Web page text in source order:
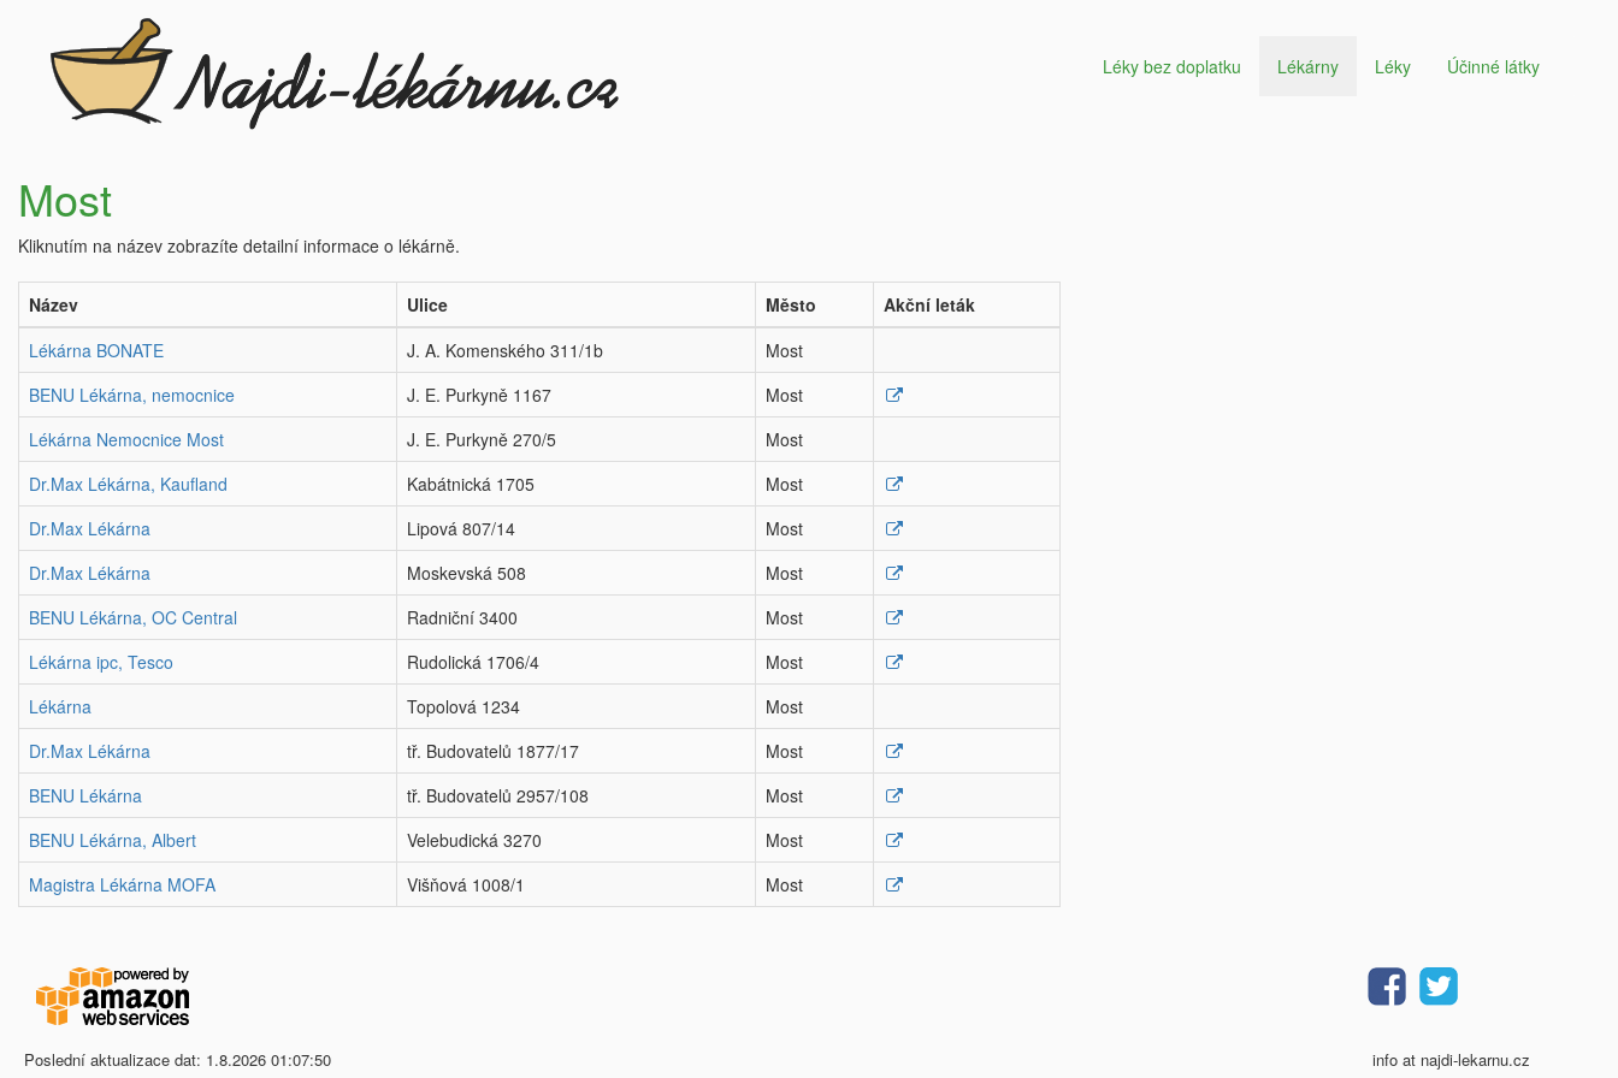
Léky bez doplatku Lékárny Léky Účinné látky
Most
Kliknutím na název zobrazíte detailní informace o lékárně.
Název Ulice Město
Akční leták
Lékárna BONATE
J. A. Komenského 311/1b
Most
BENU Lékárna, nemocnice
J. E. Purkyně 1167
Most
Lékárna Nemocnice Most
J. E. Purkyně 270/5
Most
Dr.Max Lékárna, Kaufland
Kabátnická 1705
Most
Dr.Max Lékárna
Lipová 807/14
Most
Dr.Max Lékárna
Moskevská 508
Most
BENU Lékárna, OC Central
Radniční 3400
Most
Lékárna ipc, Tesco
Rudolická 1706/4
Most
Lékárna
Topolová 1234
Most
Dr.Max Lékárna
tř. Budovatelů 1877/17
Most
BENU Lékárna
tř. Budovatelů 2957/108
Most
BENU Lékárna, Albert
Velebudická 3270
Most
Magistra Lékárna MOFA
Višňová 1008/1 Most
Poslední aktualizace dat: 1.8.2026 01:07:50 info at najdi-lekarnu.cz